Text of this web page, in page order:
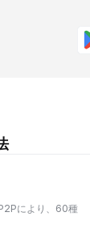
により、60種